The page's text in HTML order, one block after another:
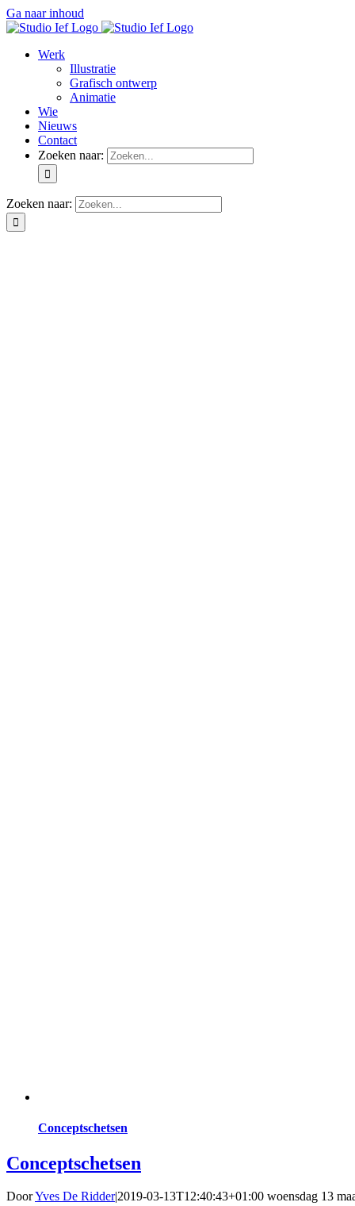
Ga naar inhoud
Werk
Illustratie
Grafisch ontwerp
Animatie
Wie
Nieuws
Contact
Zoeken naar:
Zoeken naar:
Conceptschetsen
Conceptschetsen
DoorYves De Ridder|2019-03-13T12:40:43+01:00 woensdag 13